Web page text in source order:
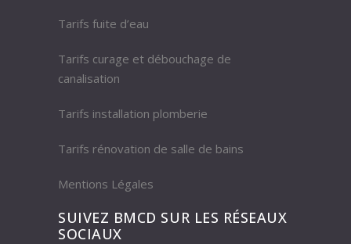
Tarifs fuite d’eau
Tarifs curage et débouchage de
canalisation
Tarifs installation plomberie
Tarifs rénovation de salle de bains
Mentions Légales
SUIVEZ BMCD SUR LES RÉSEAUX
SOCIAUX